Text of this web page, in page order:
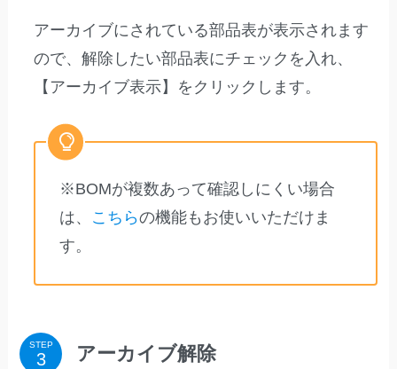
アーカイブにされている部品表が表示されます
ので、解除したい部品表にチェックを入れ、
【アーカイブ表示】をクリックします。
※BOMが複数あって確認しにくい場合
は、 こちらの機能もお使いいただけま
す。
STEP アーカイブ解除